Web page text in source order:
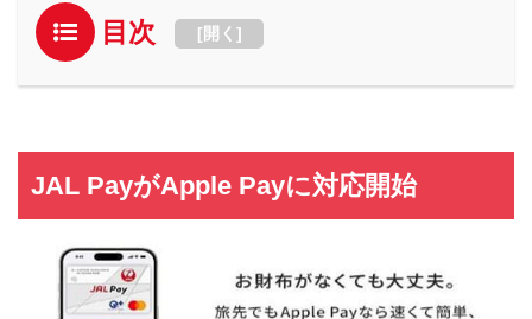
目次 [開く ]
JAL PayがApple Payに対応開始